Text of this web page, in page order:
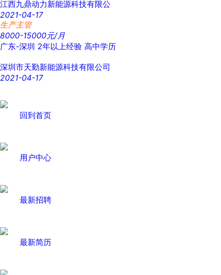
江西九鼎动力新能源科技有限公
2021-04-17
生产主管
8000-15000元/月
广东-深圳 2年以上经验 高中学历
深圳市天勤新能源科技有限公司
2021-04-17
回到首页
用户中心
最新招聘
最新简历